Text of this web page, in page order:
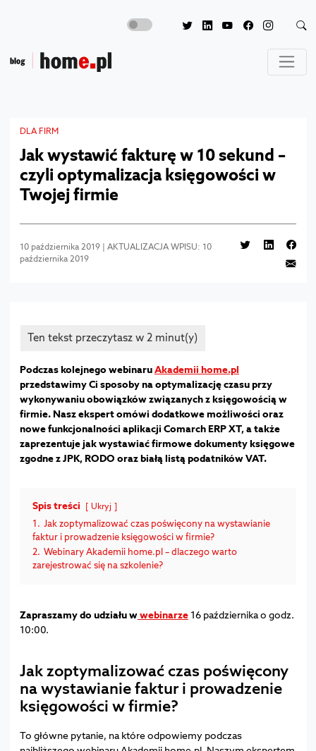
DLA FIRM
Jak wystawić fakturę w 10 sekund –
czyli optymalizacja księgowości w
Twojej firmie
10 października 2019 | AKTUALIZACJA WPISU: 10
października 2019
Podczas kolejnego webinaruAkademii home.pl
przedstawimy Ci sposoby na optymalizację czasu przy
wykonywaniu obowiązków związanych z księgowością w
firmie. Nasz ekspert omówi dodatkowe możliwości oraz
nowe funkcjonalności aplikacji Comarch ERP XT, a także
zaprezentuje jak wystawiać firmowe dokumenty księgowe
zgodne z JPK, RODO oraz białą listą podatników VAT.
Spis treści Ukryj
1. Jak zoptymalizować czas poświęcony na wystawianie
faktur i prowadzenie księgowości w firmie?
2. Webinary Akademii home.pl – dlaczego warto
zarejestrować się na szkolenie?
Zapraszamy do udziału wwebinarze16 października o godz.
10:00.
Jak zoptymalizować czas poświęcony
na wystawianie faktur i prowadzenie
księgowości w firmie?
To główne pytanie, na które odpowiemy podczas